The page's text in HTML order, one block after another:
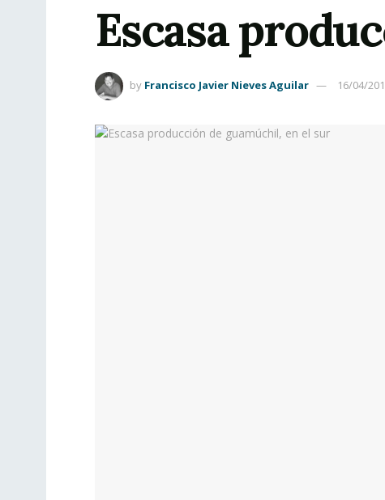
Escasa
by Francisco Javier Nieves Aguilar 16/04/